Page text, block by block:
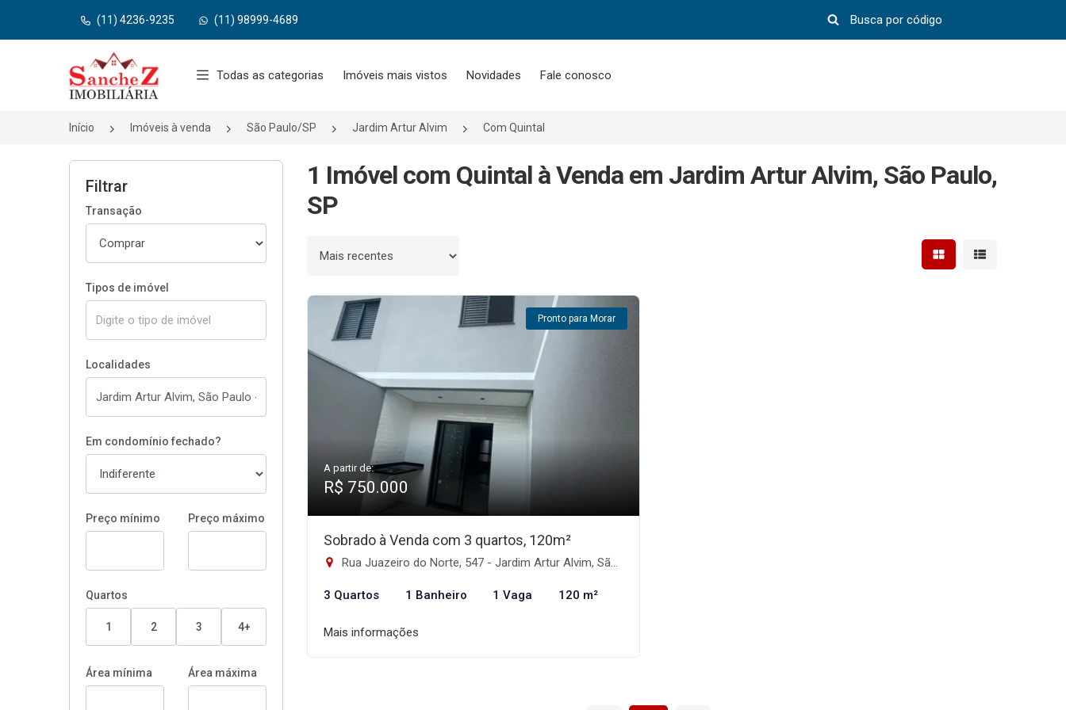
(11) 4236-9235 (11) 98999-4689
Página inicial
Todas as categorias Imóveis mais vistos Novidades Fale conosco
Início Imóveis à venda São Paulo/SP Jardim Artur Alvim Com Quintal
Filtrar
Transação
Tipos de imóvel
Localidades
Em condomínio fechado?
Preço mínimo Preço máximo
Quartos
1 2 3 4+
Área mínima Área máxima
1 Imóvel com Quintal à Venda em Jardim Artur Alvim, São Paulo,
SP
Ordenar por Mostrar resultados em
Mostrar
Pronto para Morar
A partir de:
R$ 750.000
Sobrado à Venda com 3 quartos, 120m²
Rua Juazeiro do Norte, 547 - Jardim Artur Alvim, São Paulo-SP
3 Quartos 1 Banheiro 1 Vaga 120 m²
Mais informações